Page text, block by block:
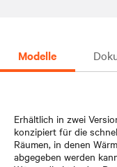
Modelle
Erhältlich in zwei
konzipiert für die
Räumen, in denen
abgegeben werden